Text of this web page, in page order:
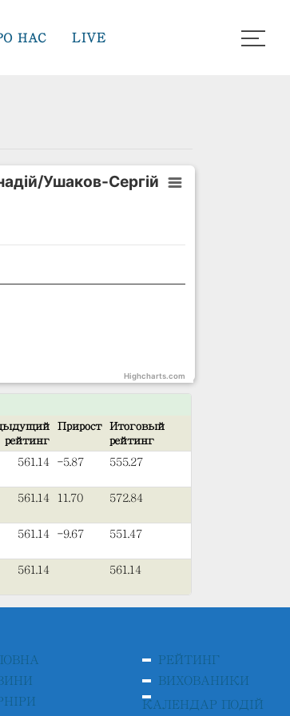
НАС LIVE
Ушаков-Сергій
Highcharts.com
рейтинг
Прирост
Итоговый
рейтинг
561.14 -5.87 555.27
561.14 11.70 572.84
561.14 -9.67 551.47
561.14 561.14
РЕЙТИНГ
ВИХОВАНИКИ
КАЛЕНДАР ПОДІЙ